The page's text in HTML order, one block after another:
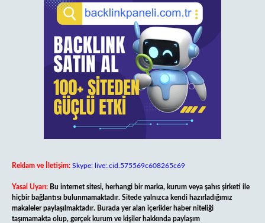
Reklam ve İletişim: Skype: live:.cid.575569c608265c69
Yasal Uyarı: Bu internet sitesi, herhangi bir marka, kurum veya şahıs şirketi ile
hiçbir bağlantısı bulunmamaktadır. Sitede yalnızca kendi hazırladığımız
makaleler paylaşılmaktadır. Burada yer alan içerikler haber niteliği
taşımamakta olup, gerçek kurum ve kişiler hakkında paylaşım